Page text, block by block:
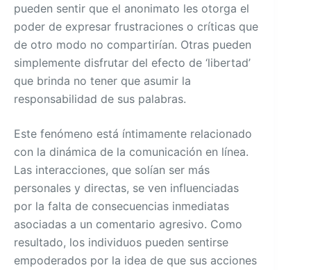
pueden sentir que el anonimato les otorga el
poder de expresar frustraciones o críticas que
de otro modo no compartirían. Otras pueden
simplemente disfrutar del efecto de ‘libertad’
que brinda no tener que asumir la
responsabilidad de sus palabras.
Este fenómeno está íntimamente relacionado
con la dinámica de la comunicación en línea.
Las interacciones, que solían ser más
personales y directas, se ven influenciadas
por la falta de consecuencias inmediatas
asociadas a un comentario agresivo. Como
resultado, los individuos pueden sentirse
empoderados por la idea de que sus acciones